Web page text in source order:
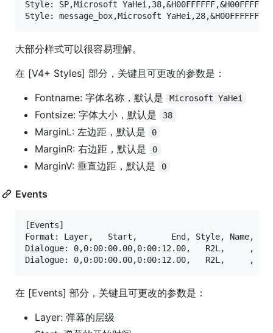
Style: SP,Microsoft
大部分样式可以很容易理解。
在 [V4+ Styles] 部分，关键且可更改的参数是：
Fontname: 字体名称，默认是
Microsoft YaHei
Fontsize: 字体大小，默认是 38
MarginL: 左边距，默认是 0
MarginR: 右边距，默认是 0
MarginV: 垂直边距，默认是 0
Events
[Events]
Format: Layer,   Start,       End, Style, Name,
Dialogue: 0,0:00:00.00,0:00:12.00,   R2L,     ,
在 [Events] 部分，关键且可更改的参数是：
Layer: 弹幕的层级